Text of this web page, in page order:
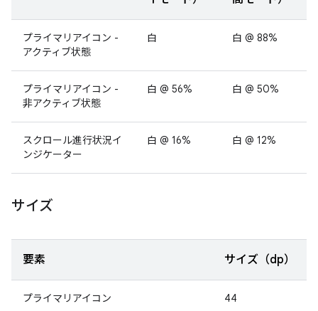
プライマリアイコン -
アクティブ状態
白 白 @ 88%
プライマリアイコン -
非アクティブ状態
白 @ 56% 白 @ 50%
スクロール進行状況イ
ンジケーター
白 @ 16% 白 @ 12%
サイズ
要素 サイズ（dp）
プライマリアイコン 44